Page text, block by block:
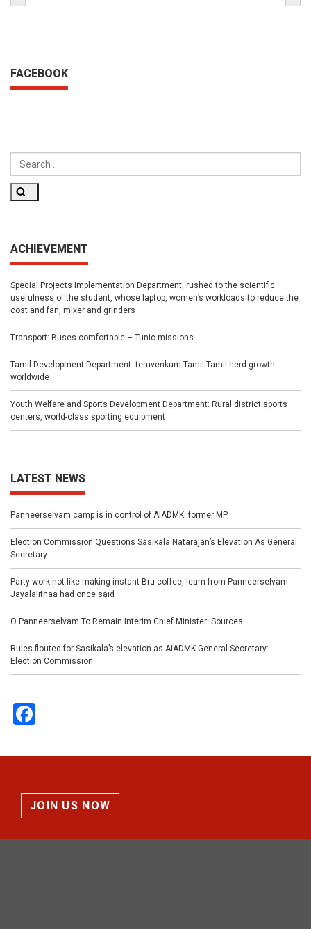
Previous
FACEBOOK
ACHIEVEMENT
Special Projects Implementation Department, rushed to the scientific
usefulness of the student, whose laptop, women’s workloads to reduce the
cost and fan, mixer and grinders
Transport: Buses comfortable – Tunic missions
Tamil Development Department: teruvenkum Tamil Tamil herd growth
worldwide
Youth Welfare and Sports Development Department: Rural district sports
centers, world-class sporting equipment
LATEST NEWS
Panneerselvam camp is in control of AIADMK: former MP
Election Commission Questions Sasikala Natarajan’s Elevation As General
Secretary
Party work not like making instant Bru coffee, learn from Panneerselvam:
Jayalalithaa had once said
O Panneerselvam To Remain Interim Chief Minister: Sources
Rules flouted for Sasikala’s elevation as AIADMK General Secretary:
Election Commission
JOIN US NOW